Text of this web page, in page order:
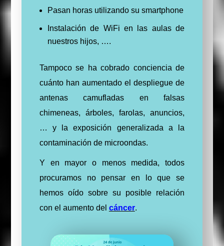
Pasan horas utilizando su smartphone
Instalación de WiFi en las aulas de
nuestros hijos, ….
Tampoco se ha cobrado conciencia de
cuánto han aumentado el despliegue de
antenas camufladas en falsas
chimeneas, árboles, farolas, anuncios,
… y la exposición generalizada a la
contaminación de microondas.
Y en mayor o menos medida, todos
procuramos no pensar en lo que se
hemos oído sobre su posible relación
con el aumento del cáncer.